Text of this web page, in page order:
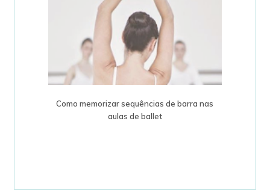
Como memorizar sequências de barra nas
aulas de ballet